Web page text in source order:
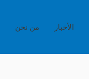
الأخبار من نحن